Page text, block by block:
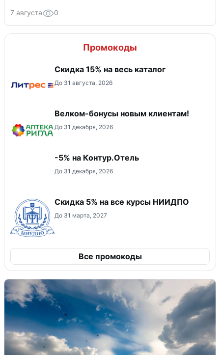
7 августа 0
Промокоды
Скидка 15% на весь каталог
До 31 августа, 2026
Велком-бонусы новым клиентам!
До 31 декабря, 2026
-5% на Контур.Отель
До 31 декабря, 2026
Скидка 5% на все курсы НИИДПО
До 31 марта, 2027
Все промокоды